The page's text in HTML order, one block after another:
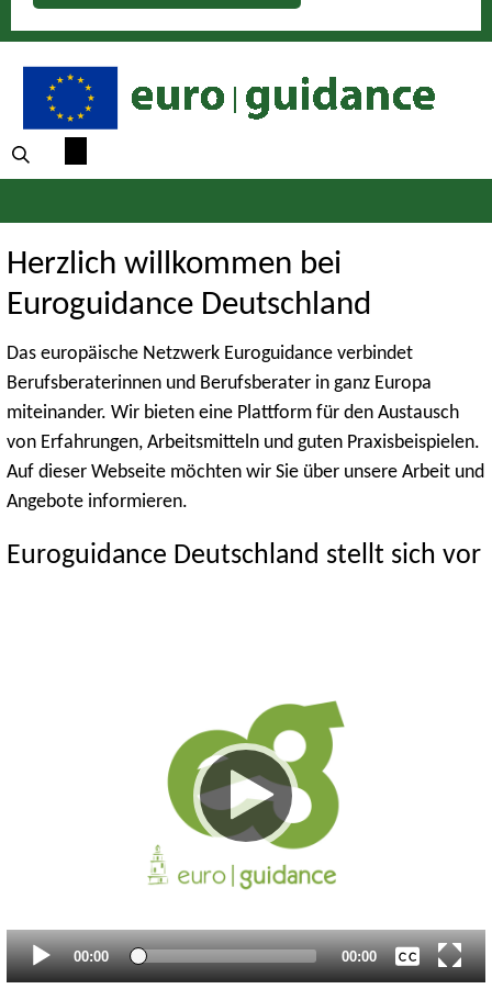
Herzlich willkommen bei
Euroguidance Deutschland
Das europäische Netzwerk Euroguidance verbindet
Berufsberaterinnen und Berufsberater in ganz Europa
miteinander. Wir bieten eine Plattform für den Austausch
von Erfahrungen, Arbeitsmitteln und guten Praxisbeispielen.
Auf dieser Webseite möchten wir Sie über unsere Arbeit und
Angebote informieren.
Euroguidance Deutschland stellt sich vor
Aktueller
Zeitpunkt
00:00 Gesamtlaufzeit
00:00